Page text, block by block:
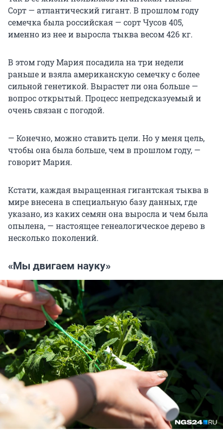
Сорт — атлантический гигант. В прошлом году
семечка была российская — сорт Чусов 405,
именно из нее и выросла тыква весом 426 кг.
В этом году Мария посадила на три недели
раньше и взяла американскую семечку с более
сильной генетикой. Вырастет ли она больше —
вопрос открытый. Процесс непредсказуемый и
очень связан с погодой.
— Конечно, можно ставить цели. Но у меня цель,
чтобы она была больше, чем в прошлом году, —
говорит Мария.
Кстати, каждая выращенная гигантская тыква в
мире внесена в специальную базу данных, где
указано, из каких семян она выросла и чем была
опылена, — настоящее генеалогическое дерево в
несколько поколений.
«Мы двигаем науку»